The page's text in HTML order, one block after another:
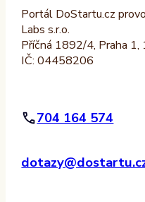
Portál DoStartu.cz
Labs s.r.o.
Příčná 1892/4, Praha 1,
IČ: 04458206
704 164 574